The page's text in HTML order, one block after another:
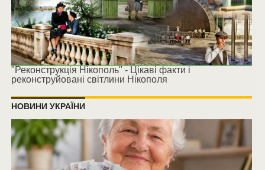
"Реконструкція Нікополь" - Цікаві факти і
реконструйовані світлини Нікополя
НОВИНИ УКРАЇНИ